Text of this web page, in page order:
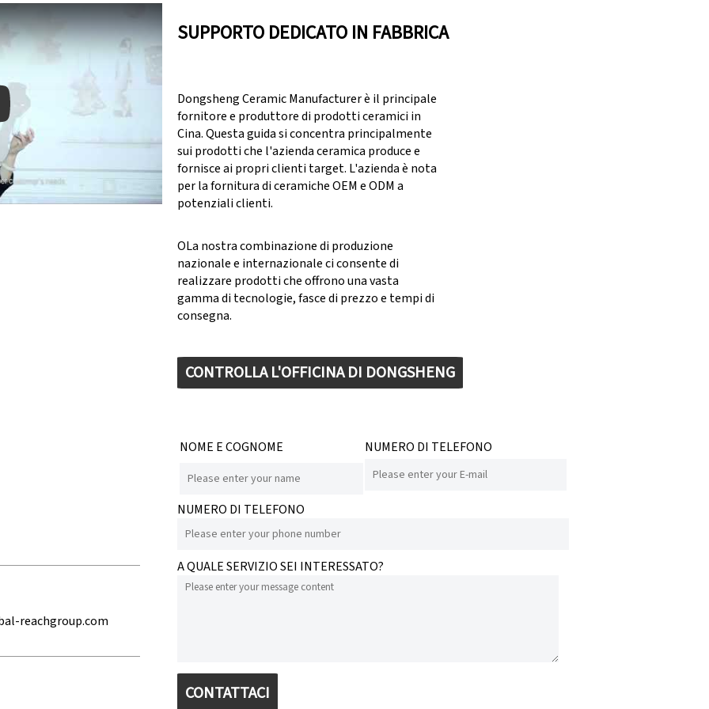
SUPPORTO DEDICATO IN FABBRICA
Dongsheng Ceramic Manufacturer è il principale
fornitore e produttore di prodotti ceramici in
Cina. Questa guida si concentra principalmente
sui prodotti che l'azienda ceramica produce e
fornisce ai propri clienti target. L'azienda è nota
per la fornitura di ceramiche OEM e ODM a
potenziali clienti.
OLa nostra combinazione di produzione
nazionale e internazionale ci consente di
realizzare prodotti che offrono una vasta
gamma di tecnologie, fasce di prezzo e tempi di
consegna.
CONTROLLA L'OFFICINA DI DONGSHENG
Keynote (Google I/O '18)
reachgroup.com
NOME E COGNOME NUMERO DI TELEFONO
NUMERO DI TELEFONO
A QUALE SERVIZIO SEI INTERESSATO?
CONTATTACI